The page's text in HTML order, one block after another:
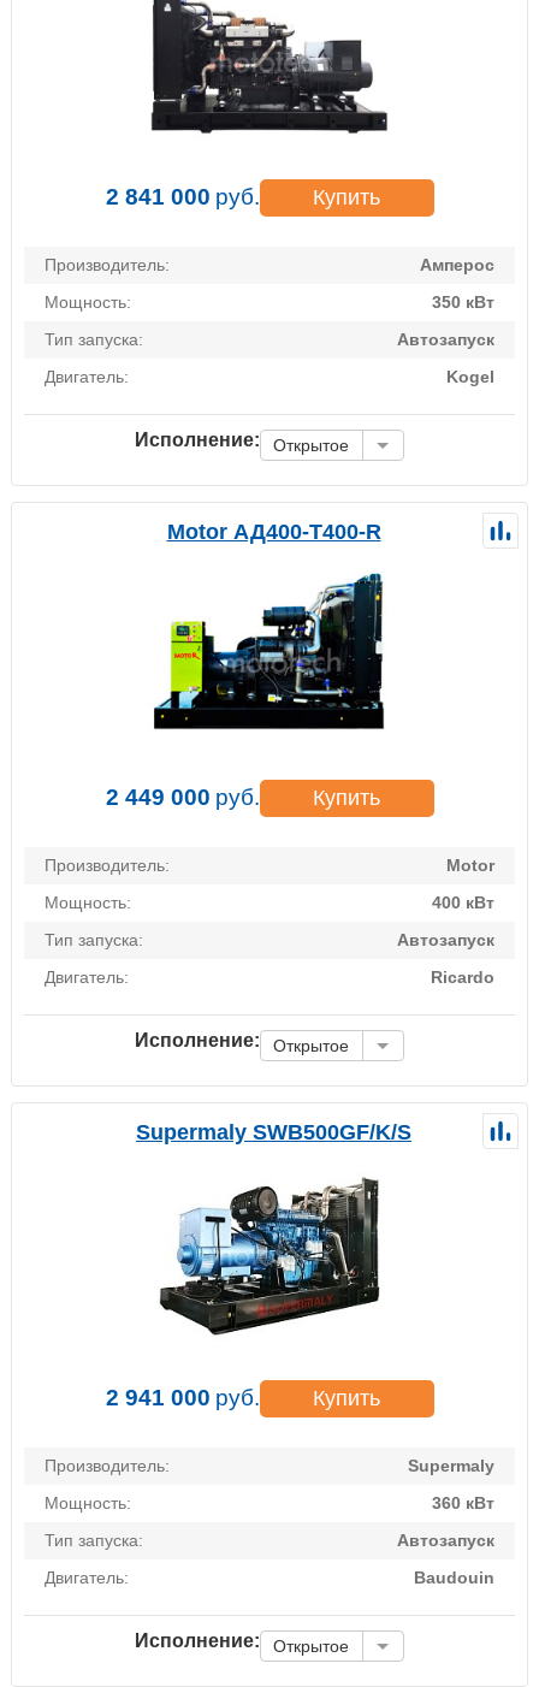
2 841 000 руб. Купить
Производитель:
Амперос
Мощность:
350 кВт
Тип запуска:
Автозапуск
Двигатель:
Kogel
Исполнение: Открытое
Motor АД400-Т400-R
2 449 000 руб. Купить
Производитель:
Motor
Мощность:
400 кВт
Тип запуска:
Автозапуск
Двигатель:
Ricardo
Исполнение: Открытое
Supermaly SWB500GF/K/S
2 941 000 руб. Купить
Производитель:
Supermaly
Мощность:
360 кВт
Тип запуска:
Автозапуск
Двигатель:
Baudouin
Исполнение: Открытое